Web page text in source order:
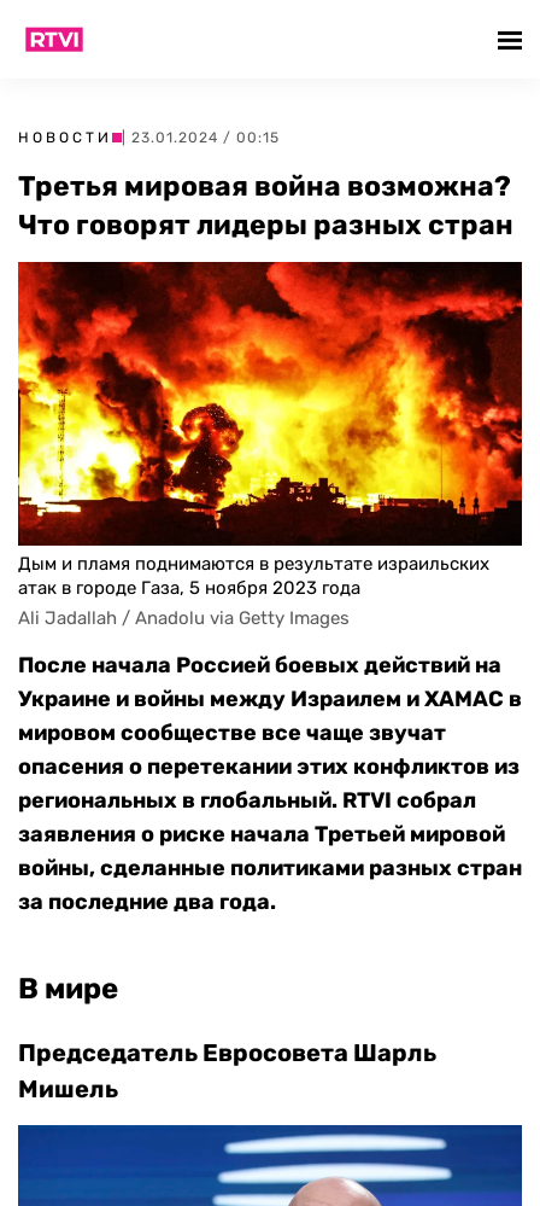
НОВОСТИ | 23.01.2024 / 00:15
Третья мировая война возможна?
Что говорят лидеры разных стран
Дым и пламя поднимаются в результате израильских
атак в городе Газа, 5 ноября 2023 года
Ali Jadallah / Anadolu via Getty Images
После начала Россией боевых действий на
Украине и войны между Израилем и ХАМАС в
мировом сообществе все чаще звучат
опасения о перетекании этих конфликтов из
региональных в глобальный. RTVI собрал
заявления о риске начала Третьей мировой
войны, сделанные политиками разных стран
за последние два года.
В мире
Председатель Евросовета Шарль
Мишель